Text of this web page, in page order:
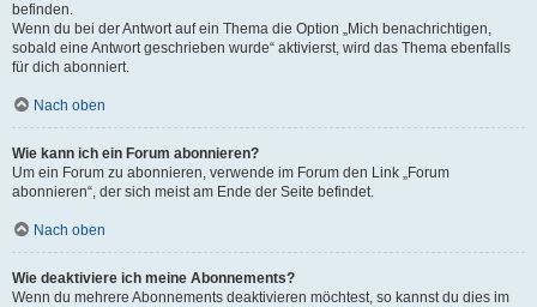
befinden.
Wenn du bei der Antwort auf ein Thema die Option „Mich benachrichtigen,
sobald eine Antwort geschrieben wurde“ aktivierst, wird das Thema ebenfalls
für dich abonniert.
Nach oben
Wie kann ich ein Forum abonnieren?
Um ein Forum zu abonnieren, verwende im Forum den Link „Forum
abonnieren“, der sich meist am Ende der Seite befindet.
Nach oben
Wie deaktiviere ich meine Abonnements?
Wenn du mehrere Abonnements deaktivieren möchtest, so kannst du dies im